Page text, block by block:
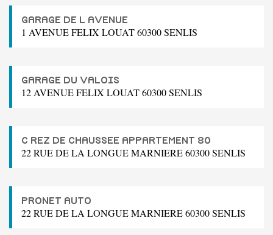
GARAGE DE L AVENUE
1 AVENUE FELIX LOUAT 60300 SENLIS
GARAGE DU VALOIS
12 AVENUE FELIX LOUAT 60300 SENLIS
C REZ DE CHAUSSEE APPARTEMENT 80
22 RUE DE LA LONGUE MARNIERE 60300 SENLIS
PRONET AUTO
22 RUE DE LA LONGUE MARNIERE 60300 SENLIS